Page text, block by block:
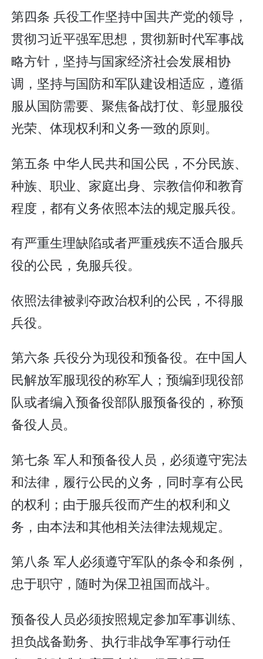
第四条 兵役工作坚持中国共产党的领导，
贯彻习近平强军思想，贯彻新时代军事战
略方针，坚持与国家经济社会发展相协
调，坚持与国防和军队建设相适应，遵循
服从国防需要、聚焦备战打仗、彰显服役
光荣、体现权利和义务一致的原则。
第五条 中华人民共和国公民，不分民族、
种族、职业、家庭出身、宗教信仰和教育
程度，都有义务依照本法的规定服兵役。
有严重生理缺陷或者严重残疾不适合服兵
役的公民，免服兵役。
依照法律被剥夺政治权利的公民，不得服
兵役。
第六条 兵役分为现役和预备役。在中国人
民解放军服现役的称军人；预编到现役部
队或者编入预备役部队服预备役的，称预
备役人员。
第七条 军人和预备役人员，必须遵守宪法
和法律，履行公民的义务，同时享有公民
的权利；由于服兵役而产生的权利和义
务，由本法和其他相关法律法规规定。
第八条 军人必须遵守军队的条令和条例，
忠于职守，随时为保卫祖国而战斗。
预备役人员必须按照规定参加军事训练、
担负战备勤务、执行非战争军事行动任